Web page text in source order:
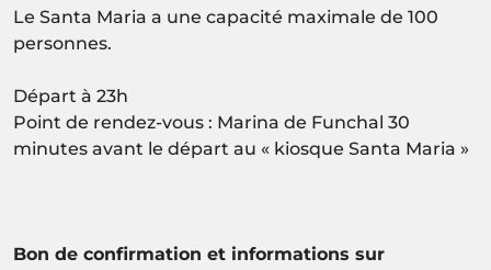
Le Santa Maria a une capacité maximale de 100
personnes.
Départ à 23h
Point de rendez-vous : Marina de Funchal 30
minutes avant le départ au « kiosque Santa Maria »
Bon de confirmation et informations sur